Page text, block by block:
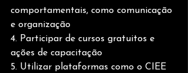
comportamentais, como comunicação
e organização
4. Participar de cursos gratuitos e
ações de capacitação
5. Utilizar plataformas como o CIEE